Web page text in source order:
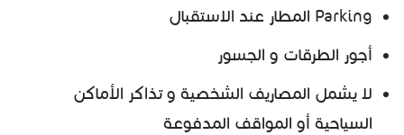
Parking المطار عند الاستقبال
أجور الطرقات و الجسور
لا يشمل المصاريف الشخصية و تذاكر الأماكن
السياحية أو المواقف المدفوعة